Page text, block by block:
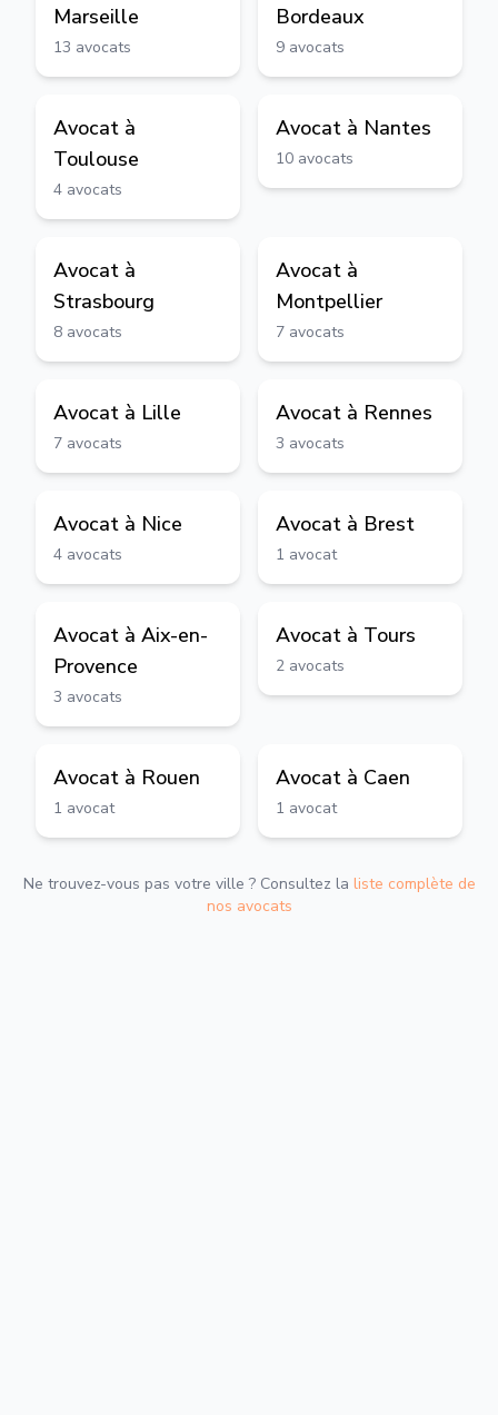
Marseille
13 avocats
Bordeaux
9 avocats
Avocat à
Toulouse
4 avocats
Avocat à Nantes
10 avocats
Avocat à
Strasbourg
8 avocats
Avocat à
Montpellier
7 avocats
Avocat à Lille
7 avocats
Avocat à Rennes
3 avocats
Avocat à Nice
4 avocats
Avocat à Brest
1 avocat
Avocat à Aix-en-
Provence
3 avocats
Avocat à Tours
2 avocats
Avocat à Rouen
1 avocat
Avocat à Caen
1 avocat
Ne trouvez-vous pas votre ville ? Consultez la liste complète de
nos avocats